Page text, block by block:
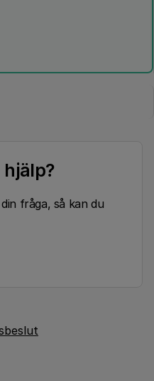
hjälp?
fråga, så kan du